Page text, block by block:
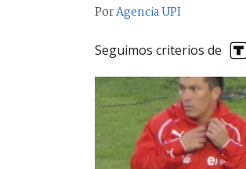
PorAgencia UPI
Seguimos criterios de